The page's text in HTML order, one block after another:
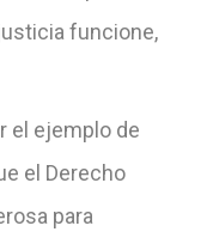
funcione,
el ejemplo de
el Derecho
para